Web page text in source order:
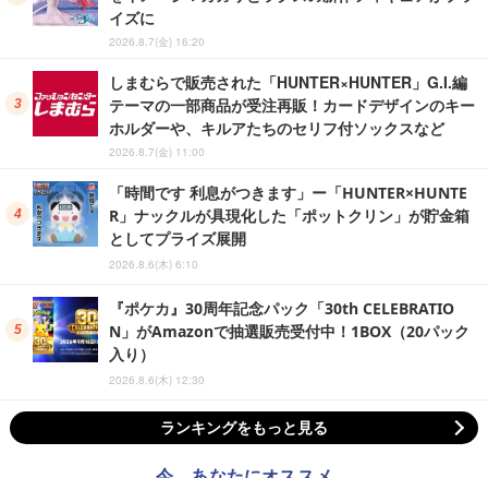
イズに
2026.8.7(金) 16:20
しまむらで販売された「HUNTER×HUNTER」G.I.編
テーマの一部商品が受注再販！カードデザインのキー
ホルダーや、キルアたちのセリフ付ソックスなど
2026.8.7(金) 11:00
「時間です 利息がつきます」ー「HUNTER×HUNTE
R」ナックルが具現化した「ポットクリン」が貯金箱
としてプライズ展開
2026.8.6(木) 6:10
『ポケカ』30周年記念パック「30th CELEBRATIO
N」がAmazonで抽選販売受付中！1BOX（20パック
入り）
2026.8.6(木) 12:30
ランキングをもっと見る